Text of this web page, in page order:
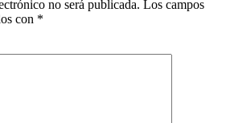
no será publicada. Los campos
con *